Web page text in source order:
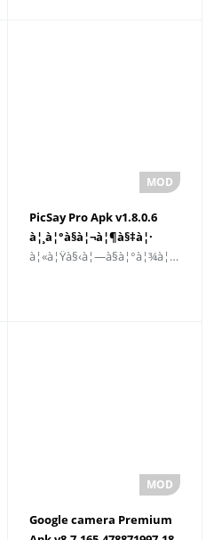
PicSay Pro Apk v1.8.0.6
à¦¸à¦°à§à¦¬à¦¶à§‡à¦·
à¦¸à¦‚à¦¸à§à¦•à¦°à¦£
à¦«à¦Ÿà§‹à¦—à§à¦°à¦¾à¦«à¦¿
Google camera Premium